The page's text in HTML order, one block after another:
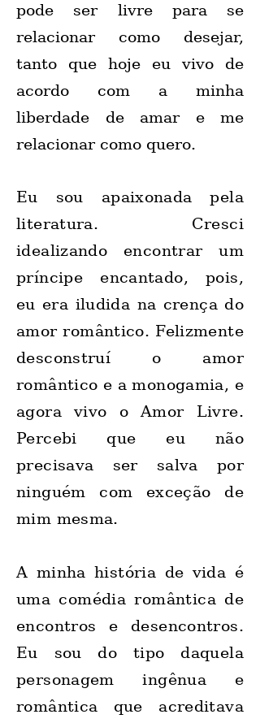
pode ser livre para se
relacionar como desejar,
tanto que hoje eu vivo de
acordo com a minha
liberdade de amar e me
relacionar como quero.
Eu sou apaixonada pela
literatura. Cresci
idealizando encontrar um
príncipe encantado, pois,
eu era iludida na crença do
amor romântico. Felizmente
desconstruí o amor
romântico e a monogamia, e
agora vivo o Amor Livre.
Percebi que eu não
precisava ser salva por
ninguém com exceção de
mim mesma.
A minha história de vida é
uma comédia romântica de
encontros e desencontros.
Eu sou do tipo daquela
personagem ingênua e
romântica que acreditava